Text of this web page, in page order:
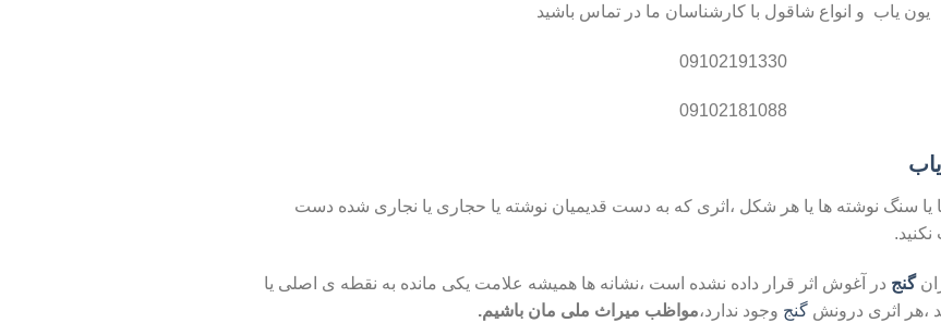
یون یاب و انواع شاقول با کارشناسان ما در تماس باشید
09102191330
09102181088
یا سنگ نوشته ها یا هر شکل ،اثری که به دست قدیمیان نوشته یا حجاری یا نجاری شده دست
گنج در آغوش اثر قرار داده نشده است ،نشانه ها همیشه علامت یکی مانده به نقطه ی اصلی یا
،هر اثری درونش گنج وجود ندارد،مواظب میراث ملی مان باشیم.